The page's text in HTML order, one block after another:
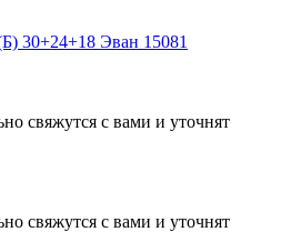
30+24+18 Эван 15081
свяжутся с вами и уточнят
свяжутся с вами и уточнят